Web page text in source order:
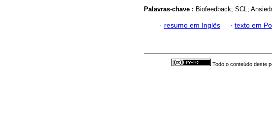
Palavras-chave : Biofeedback; SCL;
· resumo em Inglês · texto em
Todo o conteúdo deste